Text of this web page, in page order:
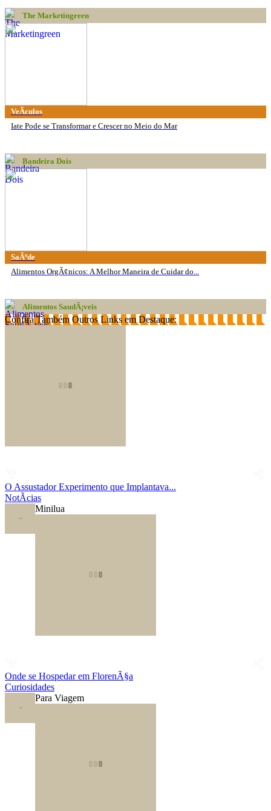
The Marketingreen
VeÃ­culos
Iate Pode se Transformar e Crescer no Meio do Mar
Bandeira Dois
SaÃºde
Alimentos OrgÃ¢nicos: A Melhor Maneira de Cuidar do...
Alimentos SaudÃ¡veis
Confira Também Outros Links em Destaque:
O Assustador Experimento que Implantava...
NotÃ­cias
Minilua
Onde se Hospedar em FlorenÃ§a
Curiosidades
Para Viagem